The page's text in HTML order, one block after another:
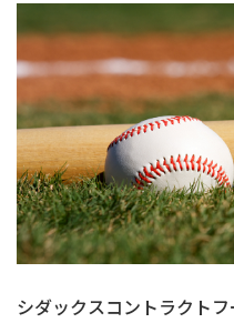
シダックスコントラクト